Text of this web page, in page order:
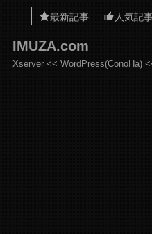
最新記事 人気記
IMUZA.com
Xserver << WordPress(ConoHa)